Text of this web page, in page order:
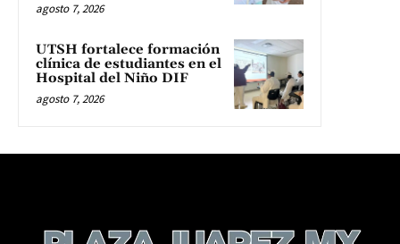
agosto 7, 2026
UTSH fortalece formación
clínica de estudiantes en el
Hospital del Niño DIF
agosto 7, 2026